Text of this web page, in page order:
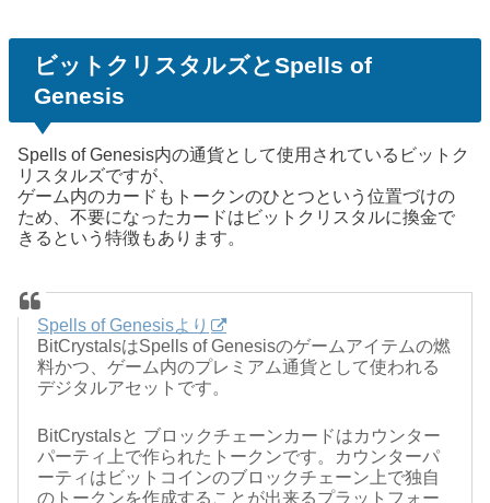
ビットクリスタルズとSpells of
Genesis
Spells of Genesis内の通貨として使用されているビットク
リスタルズですが、
ゲーム内のカードもトークンのひとつという位置づけの
ため、不要になったカードはビットクリスタルに換金で
きるという特徴もあります。
Spells of Genesisより
BitCrystalsはSpells of Genesisのゲームアイテムの燃
料かつ、ゲーム内のプレミアム通貨として使われる
デジタルアセットです。
BitCrystalsと ブロックチェーンカードはカウンター
パーティ上で作られたトークンです。カウンターパ
ーティはビットコインのブロックチェーン上で独自
のトークンを作成することが出来るプラットフォー